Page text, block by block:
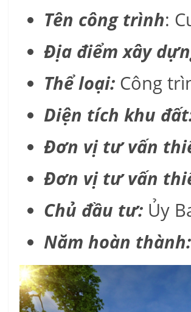
Tên công trình:
Địa điểm xây
Thể loại: Công
Diện tích khu
Đơn vị tư vấn
Đơn vị tư vấn
Chủ đầu tư: Ủy
Năm hoàn thành: